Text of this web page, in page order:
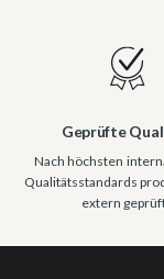
Geprüfte
Nach höchsten
Qualitätsstandards
extern